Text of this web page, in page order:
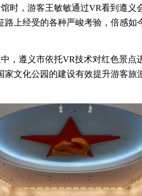
时，游客王敏敏通过VR看到遵义
路上经受的各种严峻考验，倍感如
，遵义市依托VR技术对红色景点
家文化公园的建设有效提升游客旅